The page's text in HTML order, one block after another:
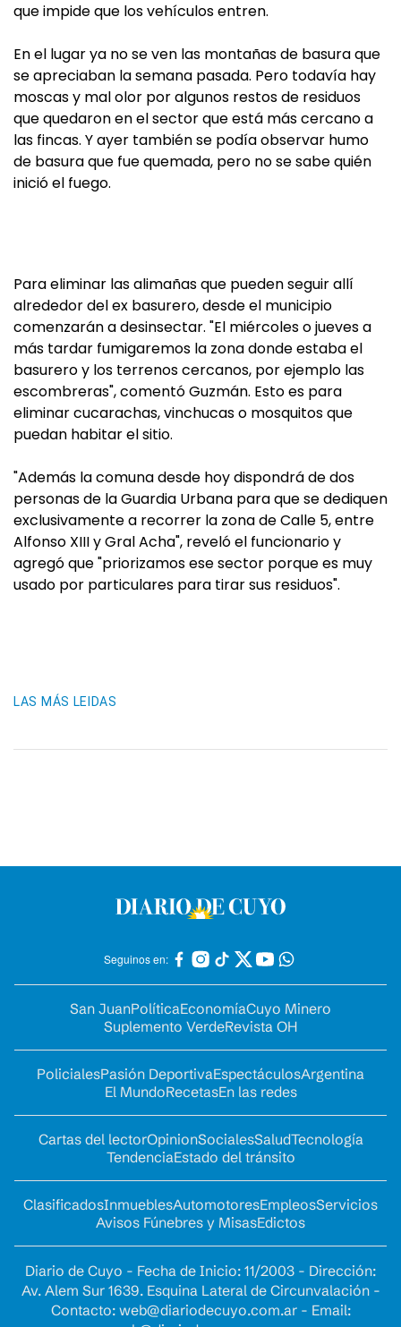
que impide que los vehículos entren.
En el lugar ya no se ven las montañas de basura que
se apreciaban la semana pasada. Pero todavía hay
moscas y mal olor por algunos restos de residuos
que quedaron en el sector que está más cercano a
las fincas. Y ayer también se podía observar humo
de basura que fue quemada, pero no se sabe quién
inició el fuego.
Para eliminar las alimañas que pueden seguir allí
alrededor del ex basurero, desde el municipio
comenzarán a desinsectar. "El miércoles o jueves a
más tardar fumigaremos la zona donde estaba el
basurero y los terrenos cercanos, por ejemplo las
escombreras", comentó Guzmán. Esto es para
eliminar cucarachas, vinchucas o mosquitos que
puedan habitar el sitio.
"Además la comuna desde hoy dispondrá de dos
personas de la Guardia Urbana para que se dediquen
exclusivamente a recorrer la zona de Calle 5, entre
Alfonso XIII y Gral Acha", reveló el funcionario y
agregó que "priorizamos ese sector porque es muy
usado por particulares para tirar sus residuos".
LAS MÁS LEIDAS
Seguinos en:
San JuanPolíticaEconomíaCuyo Minero
Suplemento VerdeRevista OH
PolicialesPasión DeportivaEspectáculosArgentina
El MundoRecetasEn las redes
Cartas del lectorOpinionSocialesSaludTecnología
TendenciaEstado del tránsito
ClasificadosInmueblesAutomotoresEmpleosServicios
Avisos Fúnebres y MisasEdictos
Diario de Cuyo - Fecha de Inicio: 11/2003 - Dirección:
Av. Alem Sur 1639. Esquina Lateral de Circunvalación -
Contacto: web@diariodecuyo.com.ar- Email: